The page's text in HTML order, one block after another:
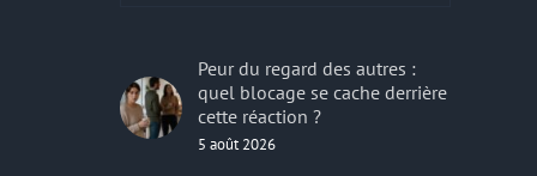
Peur du regard des autres :
quel blocage se cache derrière
cette réaction ?
5 août 2026